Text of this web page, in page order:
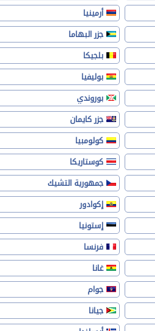
أرمينيا
جزر البهاما
بلجيكا
بوليفيا
بوروندي
جزر كايمان
كولومبيا
كوستاريكا
جمهورية التشيك
إكوادور
إستونيا
فرنسا
غانا
جوام
جيانا